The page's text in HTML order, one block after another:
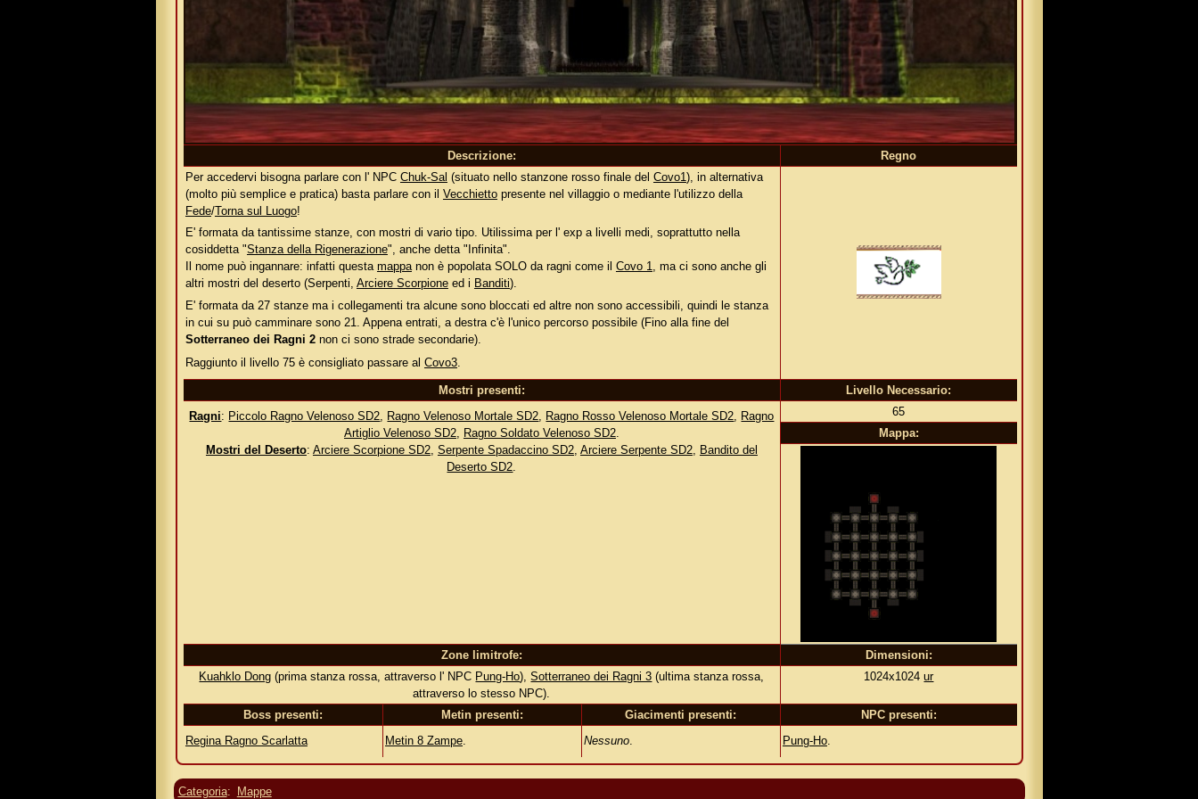
Descrizione:
Regno
Per accedervi bisogna parlare con l' NPC Chuk-Sal (situato nello stanzone rosso finale del Covo1), in alternativa
(molto più semplice e pratica) basta parlare con il Vecchiettopresente nel villaggio o mediante l'utilizzo della
Fede/Torna sul Luogo!
E' formata da tantissime stanze, con mostri di vario tipo. Utilissima per l' exp a livelli medi, soprattutto nella
cosiddetta "Stanza della Rigenerazione", anche detta "Infinita".
Il nome può ingannare: infatti questa mappanon è popolata SOLO da ragni come il Covo 1
, ma ci sono anche gli
altri mostri del deserto (Serpenti, Arciere Scorpioneed i Banditi).
E' formata da 27 stanze ma i collegamenti tra alcune sono bloccati ed altre non sono accessibili, quindi le stanza
in cui su può camminare sono 21. Appena entrati, a destra c'è l'unico percorso possibile (Fino alla fine del
Sotterraneo dei Ragni 2non ci sono strade secondarie).
Raggiunto il livello 75 è consigliato passare al Covo3.
Mostri presenti:
Livello Necessario:
Ragni: Piccolo Ragno Velenoso SD2 Ragno Velenoso Mortale SD2 Ragno Rosso Velenoso Mortale SD2
Ragno
Artiglio Velenoso SD2, Ragno Soldato Velenoso SD2.
Mostri del Deserto: Arciere Scorpione SD2, Serpente Spadaccino SD2, Arciere Serpente SD2,
Bandito del
Deserto SD2
65
Mappa:
Zone limitrofe:
Dimensioni:
Kuahklo Dong (prima stanza rossa, attraverso l' NPC Pung-Ho),Sotterraneo dei Ragni 3 (ultima stanza rossa,
attraverso lo stesso NPC).
1024x1024ur
Boss presenti: Metin presenti: Giacimenti presenti:
NPC presenti:
Regina Ragno Scarlatta
Metin 8 Zampe. Nessuno. Pung-Ho.
Categoria: Mappe